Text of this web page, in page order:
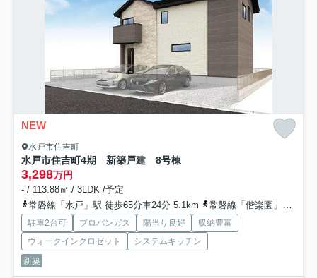
NEW
水戸市住吉町
水戸市住吉町4期 新築戸建 8号棟
3,298万円
- / 113.88㎡ / 3LDK /予定
常磐線「水戸」駅 徒歩65分車24分 5.1km
常磐線「偕楽園」駅 徒歩74分
駐車2台可 プロパンガス 陽当り良好
収納豊富
ウォークインクロゼット
システムキッチン
新築